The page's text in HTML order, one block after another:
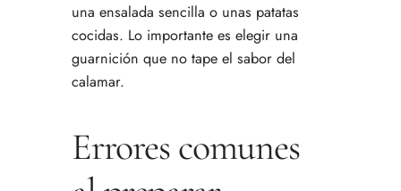
una ensalada sencilla o unas patatas
cocidas. Lo importante es elegir una
guarnición que no tape el sabor del
calamar.
Errores comunes